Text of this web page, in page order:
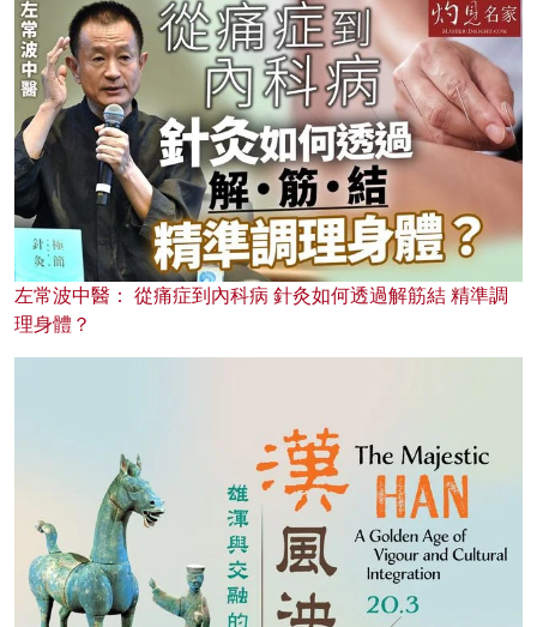
左常波中醫： 從痛症到內科病 針灸如何透過解筋結 精準調
理身體？